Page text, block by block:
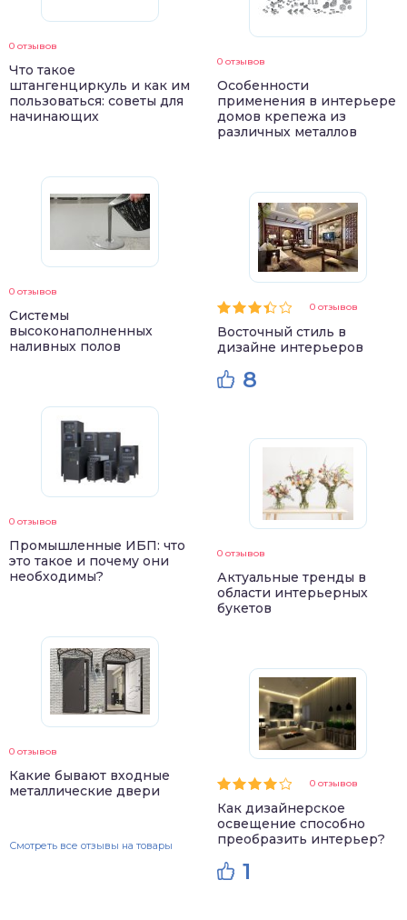
0 отзывов
Что такое
штангенциркуль и как им
пользоваться: советы для
начинающих
0 отзывов
Системы
высоконаполненных
наливных полов
0 отзывов
Промышленные ИБП: что
это такое и почему они
необходимы?
0 отзывов
Какие бывают входные
металлические двери
Смотреть все отзывы на товары
0 отзывов
Особенности
применения в интерьере
домов крепежа из
различных металлов
0 отзывов
Восточный стиль в
дизайне интерьеров
8
0 отзывов
Актуальные тренды в
области интерьерных
букетов
0 отзывов
Как дизайнерское
освещение способно
преобразить интерьер?
1